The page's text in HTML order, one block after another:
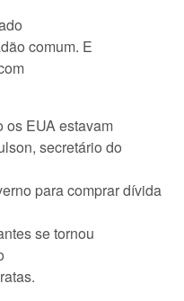
comum. E
os EUA estavam
secretário do
para comprar dívida
se tornou